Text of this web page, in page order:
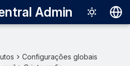
Admin
English
Configurações globais